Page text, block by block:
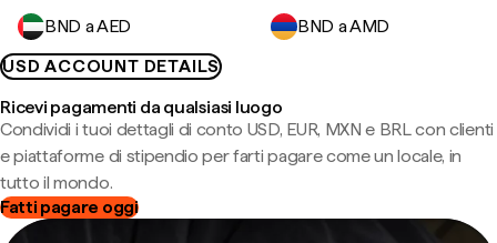
BND a AED
BND a AMD
USD ACCOUNT DETAILS
Ricevi pagamenti da qualsiasi luogo
Condividi i tuoi dettagli di conto USD, EUR, MXN e BRL con clienti
e piattaforme di stipendio per farti pagare come un locale, in
tutto il mondo.
Fatti pagare oggi